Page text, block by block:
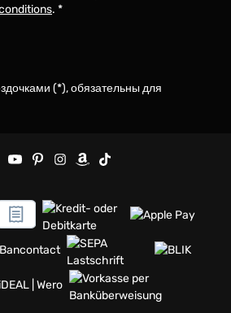
. *
(*), обязательны для